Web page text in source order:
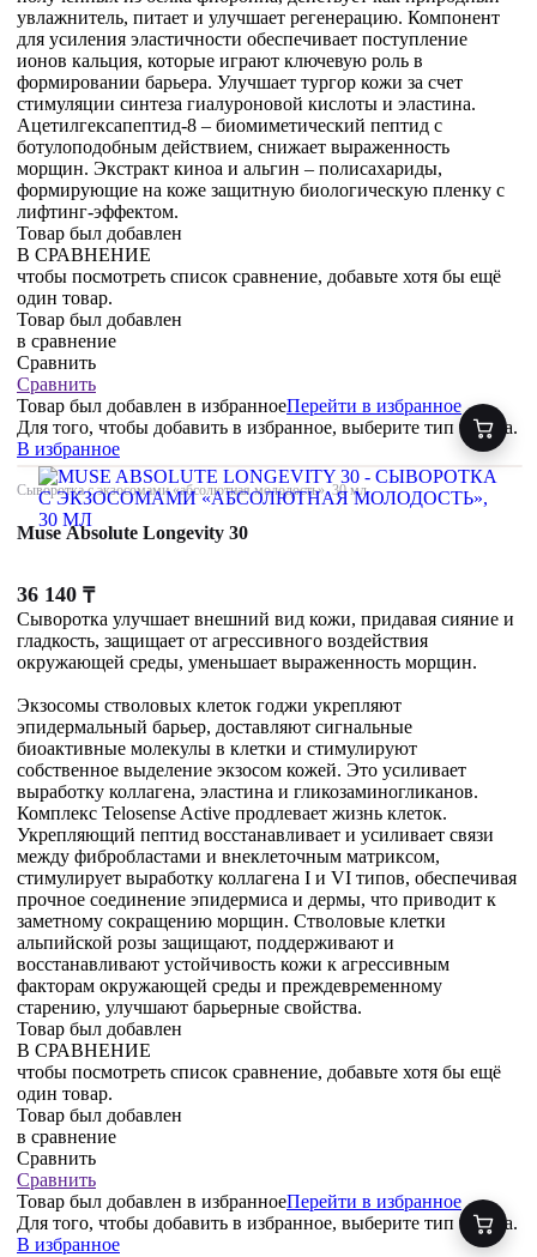
увлажнитель, питает и улучшает регенерацию. Компонент
для усиления эластичности обеспечивает поступление
ионов кальция, которые играют ключевую роль в
формировании барьера. Улучшает тургор кожи за счет
стимуляции синтеза гиалуроновой кислоты и эластина.
Ацетилгексапептид-8 – биомиметический пептид с
ботулоподобным действием, снижает выраженность
морщин. Экстракт киноа и альгин – полисахариды,
формирующие на коже защитную биологическую пленку с
лифтинг-эффектом.
Товар был добавлен
В СРАВНЕНИЕ
чтобы посмотреть список сравнение, добавьте хотя бы ещё
один товар.
Товар был добавлен
в сравнение
Сравнить
Сравнить
Товар был добавлен в избранноеПерейти в избранное
Для того, чтобы добавить в избранное, выберите тип товара.
В избранное
Сыворотка с экзосомами «абсолютная молодость», 30 мл
Muse Absolute Longevity 30
36 140 ₸
Сыворотка улучшает внешний вид кожи, придавая сияние и
гладкость, защищает от агрессивного воздействия
окружающей среды, уменьшает выраженность морщин.
Экзосомы стволовых клеток годжи укрепляют
эпидермальный барьер, доставляют сигнальные
биоактивные молекулы в клетки и стимулируют
собственное выделение экзосом кожей. Это усиливает
выработку коллагена, эластина и гликозаминогликанов.
Комплекс Telosense Active продлевает жизнь клеток.
Укрепляющий пептид восстанавливает и усиливает связи
между фибробластами и внеклеточным матриксом,
стимулирует выработку коллагена I и VI типов, обеспечивая
прочное соединение эпидермиса и дермы, что приводит к
заметному сокращению морщин. Стволовые клетки
альпийской розы защищают, поддерживают и
восстанавливают устойчивость кожи к агрессивным
факторам окружающей среды и преждевременному
старению, улучшают барьерные свойства.
Товар был добавлен
В СРАВНЕНИЕ
чтобы посмотреть список сравнение, добавьте хотя бы ещё
один товар.
Товар был добавлен
в сравнение
Сравнить
Сравнить
Товар был добавлен в избранноеПерейти в избранное
Для того, чтобы добавить в избранное, выберите тип товара.
В избранное